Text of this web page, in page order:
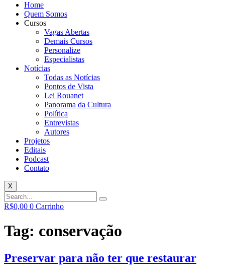
Home
Quem Somos
Cursos
Vagas Abertas
Demais Cursos
Personalize
Especialistas
Notícias
Todas as Notícias
Pontos de Vista
Lei Rouanet
Panorama da Cultura
Política
Entrevistas
Autores
Projetos
Editais
Podcast
Contato
X
R$0,00 0 Carrinho
Tag: conservação
Preservar para não ter que restaurar